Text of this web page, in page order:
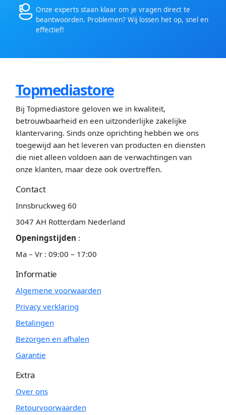
Onze experts staan klaar om je vragen direct te
beantwoorden. Problemen? Wij lossen het op, snel en
effectief!
Topmediastore
Bij Topmediastore geloven we in kwaliteit,
betrouwbaarheid en een uitzonderlijke zakelijke
klantervaring. Sinds onze oprichting hebben we ons
toegewijd aan het leveren van producten en diensten
die niet alleen voldoen aan de verwachtingen van
onze klanten, maar deze ook overtreffen.
Contact
Innsbruckweg 60
3047 AH Rotterdam Nederland
Openingstijden :
Ma – Vr : 09:00 – 17:00
Informatie
Algemene voorwaarden
Privacy verklaring
Betalingen
Bezorgen en afhalen
Garantie
Extra
Over ons
Retourvoorwaarden